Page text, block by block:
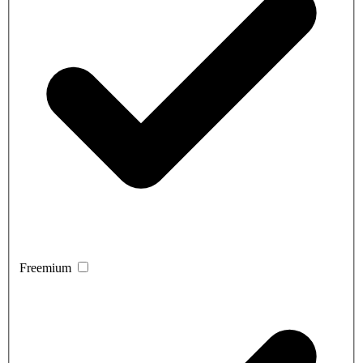
Freemium